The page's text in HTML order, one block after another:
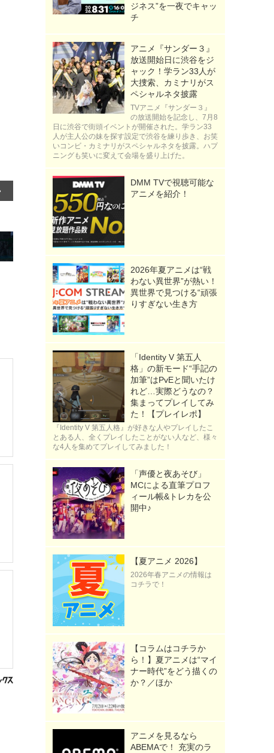
ジネス”を一夜でキャッ
チ
アニメ『サンダー３』
放送開始日に渋谷をジ
ャック！学ラン33人が
大捜索、カミナリがス
ペシャルネタ披露
TVアニメ『サンダー３』
の放送開始を記念し、7月8
日に渋谷で街頭イベントが開催された。学ラン33
人が主人公の妹を探す設定で渋谷を練り歩き、お笑
いコンビ・カミナリがスペシャルネタを披露。ハプ
ニングも笑いに変えて会場を盛り上げた。
DMM TVで視聴可能な
アニメを紹介！
2026年夏アニメは“戦
わない異世界”が熱い！
異世界で見つける“頑張
りすぎない生き方
「Identity V 第五人
格」の新モード“手記の
加筆”はPvEと聞いたけ
れど…実際どうなの？
集まってプレイしてみ
た！【プレイレポ】
『Identity V 第五人格』が好きな人やプレイしたこ
とある人、全くプレイしたことがない人など、様々
な4人を集めてプレイしてみました！
「声優と夜あそび」
MCによる直筆プロフ
ィール帳&トレカを公
開中♪
【夏アニメ 2026】
2026年春アニメの情報は
コチラで！
【コラムはコチラか
ら！】夏アニメは“マイ
ナー時代”をどう描くの
か？／ほか
アニメを見るなら
ABEMAで！ 充実のラ